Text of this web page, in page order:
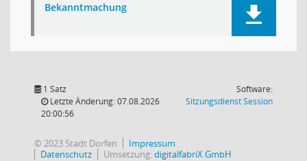
Bekanntmachung
1 Satz
Letzte Änderung: 07.08.2026
20:00:56
Software:
SitzungsdienstSession(Wird in
© 2023 Stadt Dorfen
Impressum
Datenschutz
Umsetzung:digitalfabriX GmbH